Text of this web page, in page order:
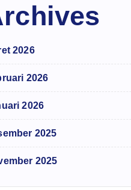
2026
2026
2026
2025
2025